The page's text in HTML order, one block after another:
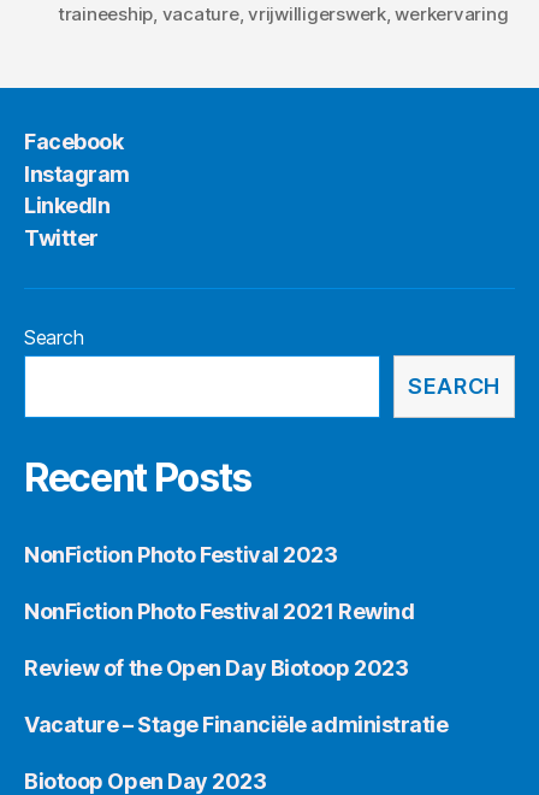
traineeship, vacature,vrijwilligerswerk,werkervaring
Facebook
Instagram
LinkedIn
Twitter
Search
SEARCH
Recent Posts
NonFiction Photo Festival 2023
NonFiction Photo Festival 2021 Rewind
Review of the Open Day Biotoop 2023
Vacature – Stage Financiële administratie
Biotoop Open Day 2023